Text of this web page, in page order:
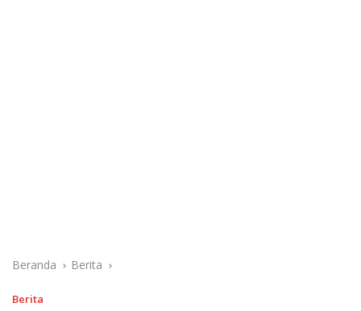
Beranda Berita
Berita